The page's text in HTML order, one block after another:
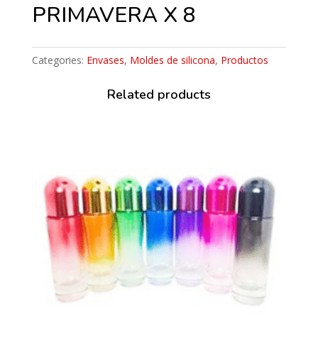
PRIMAVERA X 8
Categories: Envases, Moldes de silicona, Productos
Related products